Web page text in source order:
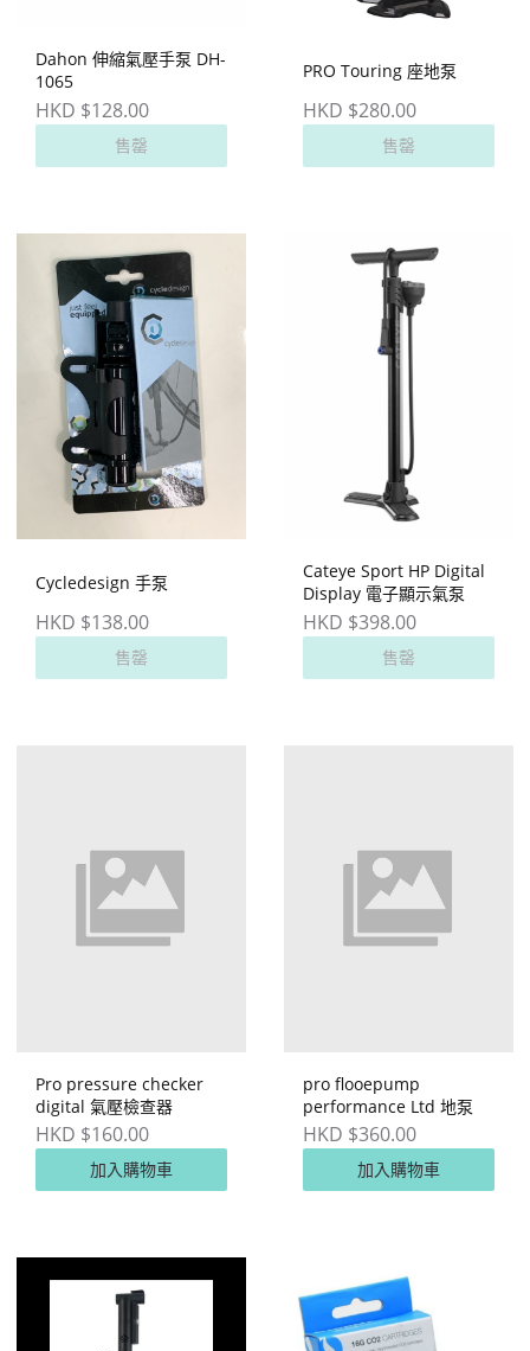
Dahon 伸縮氣壓手泵 DH-
1065
HKD $128.00
售罄
PRO Touring 座地泵
HKD $280.00
售罄
Cycledesign 手泵
HKD $138.00
售罄
Cateye Sport HP Digital
Display 電子顯示氣泵
HKD $398.00
售罄
Pro pressure checker
digital 氣壓檢查器
HKD $160.00
加入購物車
pro flooepump
performance Ltd 地泵
HKD $360.00
加入購物車